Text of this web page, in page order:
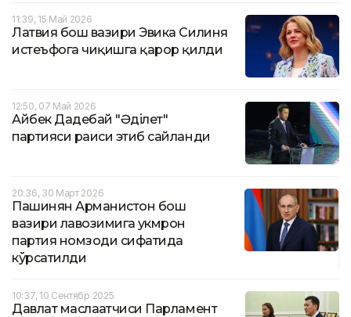
11:39, 15 Май 2026
Латвия бош вазири Эвика Силиня
истеъфога чиқишга қарор қилди
12:50, 07 Май 2026
Айбек Дадебай "Әділет"
партияси раиси этиб сайланди
20:36, 30 Март 2026
Пашинян Арманистон бош
вазири лавозимига ҳукмрон
партия номзоди сифатида
кўрсатилди
10:37, 10 Сентябр 2025
Давлат маслаҳатчиси Парламент